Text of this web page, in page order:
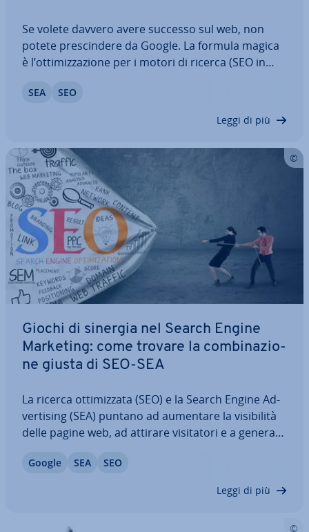
Se volete davvero avere successo sul web, non
potete pre­scin­de­re da Google. La formula magica
è l’ot­ti­miz­za­zio­ne per i motori di ricerca (SEO in
del marketing era con­si­de­ra­ta una co­no­scen­za
SEA SEO
Leggi di più
Giochi di sinergia nel Search Engine
Marketing: come trovare la com­bi­na­zio­
ne giusta di SEO-SEA
La ricerca ot­ti­miz­za­ta (SEO) e la Search Engine Ad­
ver­ti­sing (SEA) puntano ad aumentare la vi­si­bi­li­tà
delle pagine web, ad attirare vi­si­ta­to­ri e a generare
non vanno quindi trattati in modo separato.
Google SEA SEO
Leggi di più